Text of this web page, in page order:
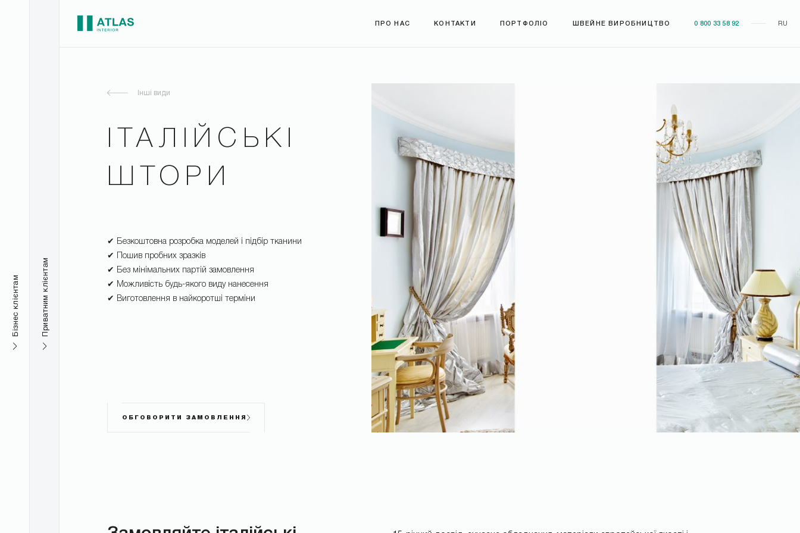
Бізнес клієнтам Приватним клієнтам
ПРО НАС КОНТАКТИ ПОРТФОЛІО ШВЕЙНЕ ВИРОБНИЦТВО 0 800 33 58 92 RU
Інші види
ІТАЛІЙСЬКІ
ШТОРИ
✔ Безкоштовна розробка моделей і підбір тканини
✔ Пошив пробних зразків
✔ Без мінімальних партій замовлення
✔ Можливість будь-якого виду нанесення
✔ Виготовлення в найкоротші терміни
ОБГОВОРИТИ ЗАМОВЛЕННЯ
НАДІСЛАТИ